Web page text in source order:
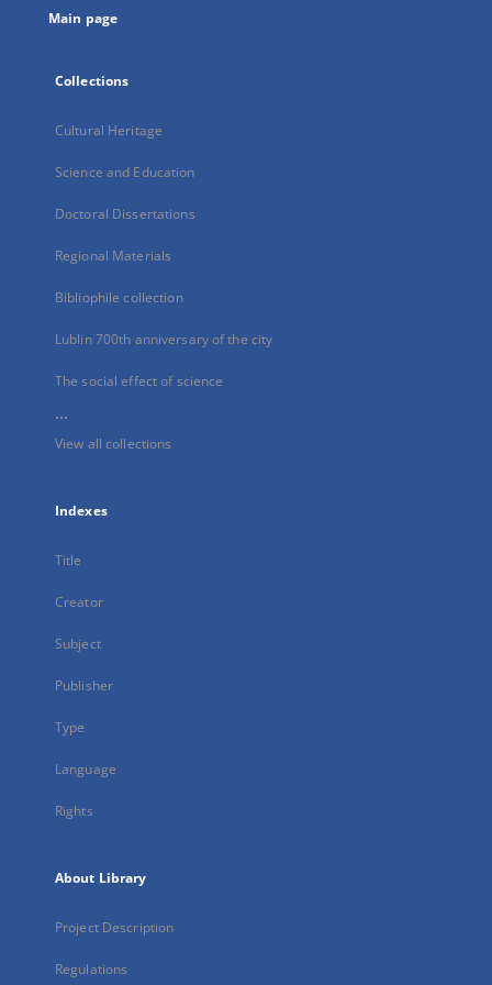
Main page
Collections
Cultural Heritage
Science and Education
Doctoral Dissertations
Regional Materials
Bibliophile collection
Lublin 700th anniversary of the city
The social effect of science
...
View all collections
Indexes
Title
Creator
Subject
Publisher
Type
Language
Rights
About Library
Project Description
Regulations